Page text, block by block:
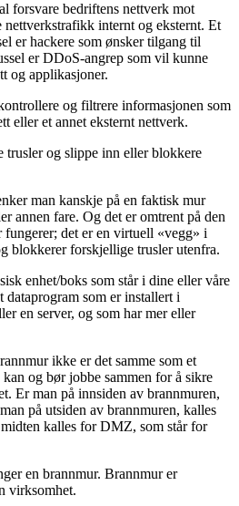
forsvare bedriftens nettverk mot
internt og eksternt. Et
er hackere som ønsker tilgang til
er DDoS-angrep som vil kunne
og applikasjoner.
og filtrere informasjonen som
eller et annet eksternt nettverk.
trusler og slippe inn eller blokkere
man kanskje på en faktisk mur
annen fare. Og det er omtrent på den
fungerer; det er en virtuell «vegg» i
blokkerer forskjellige trusler utenfra.
enhet/boks som står i dine eller våre
som er installert i
en server, og som har mer eller
ikke er det samme som et
og bør jobbe sammen for å sikre
Er man på innsiden av brannmuren,
på utsiden av brannmuren, kalles
kalles for DMZ, som står for
en brannmur. Brannmur er
virksomhet.